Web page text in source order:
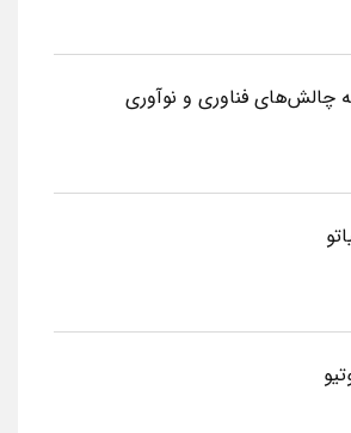
چالش‌های فناوری و نوآوری